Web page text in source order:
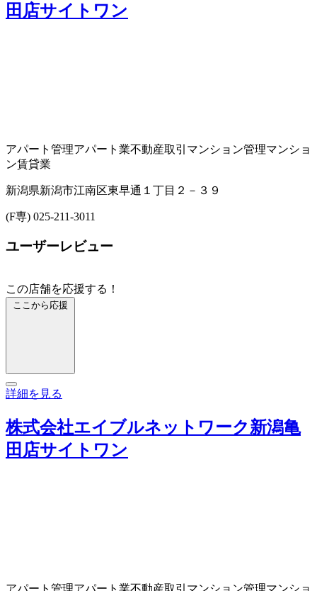
田店サイトワン
アパート管理アパート業不動産取引 マンション管理マンショ
ン賃貸業
新潟県新潟市江南区東早通１丁目２－３９
(F専) 025-211-3011
ユーザーレビュー
この店舗を応援する！
ここから応援
詳細を見る
株式会社エイブルネットワーク新潟亀
田店サイトワン
アパート管理アパート業不動産取引 マンション管理マンショ